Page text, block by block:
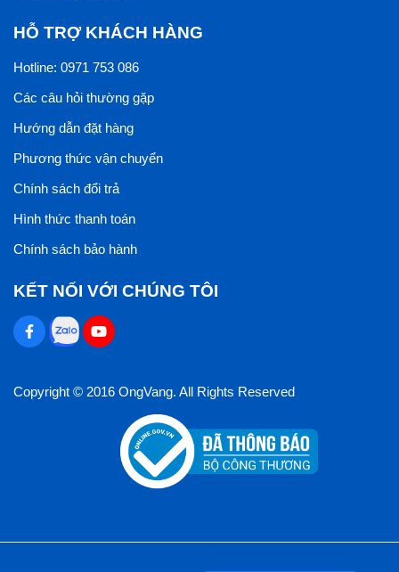
HỖ TRỢ KHÁCH HÀNG
Hotline: 0971 753 086
Các câu hỏi thường gặp
Hướng dẫn đặt hàng
Phương thức vận chuyển
Chính sách đổi trả
Hình thức thanh toán
Chính sách bảo hành
KẾT NỐI VỚI CHÚNG TÔI
Copyright © 2016 OngVang. All Rights Reserved